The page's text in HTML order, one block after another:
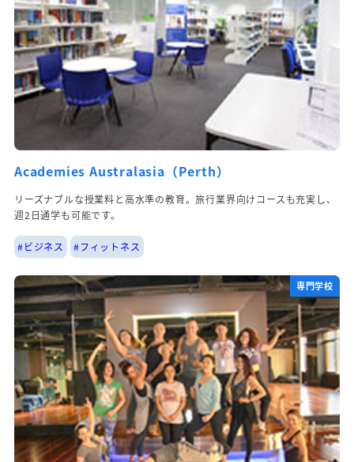
Academies Australasia（Perth）
リーズナブルな授業料と高水準の教育。旅行業界向けコースも充実し、
週2日通学も可能です。
#ビジネス #フィットネス
専門学校